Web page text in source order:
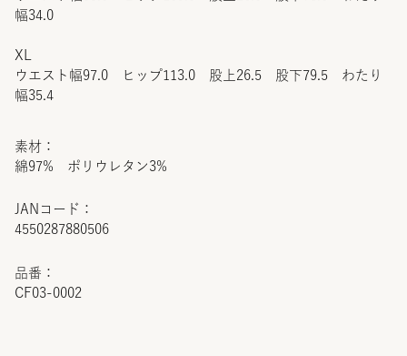
JANコード：
4550287880506
品番：
CF03-0002
幅34.0
XL
ウエスト幅97.0 ヒップ113.0 股上26.5 股下79.5 わたり
幅35.4
素材：
綿97% ポリウレタン3%